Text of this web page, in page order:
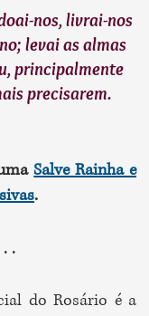
nos, livrai-nos
levai as almas
principalmente
precisarem.
Salve Rainha e
.
.
do Rosário é a